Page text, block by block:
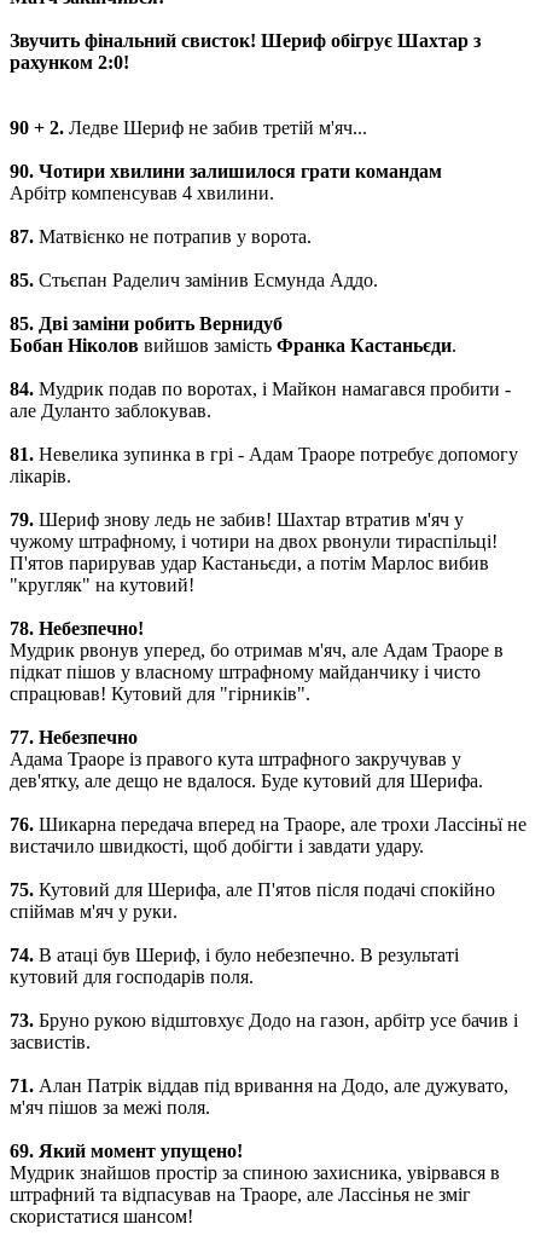
Звучить фінальний свисток! Шериф обігрує Шахтар з
рахунком 2:0!
90 + 2. Ледве Шериф не забив третій м'яч...
90. Чотири хвилини залишилося грати командам
Арбітр компенсував 4 хвилини.
87. Матвієнко не потрапив у ворота.
85. Стьєпан Раделич замінив Есмунда Аддо.
85. Дві заміни робить Вернидуб
Бобан Ніколов вийшов замість Франка Кастаньєди.
84. Мудрик подав по воротах, і Майкон намагався пробити -
але Дуланто заблокував.
81. Невелика зупинка в грі - Адам Траоре потребує допомогу
лікарів.
79. Шериф знову ледь не забив! Шахтар втратив м'яч у
чужому штрафному, і чотири на двох рвонули тираспільці!
П'ятов парирував удар Кастаньєди, а потім Марлос вибив
"кругляк" на кутовий!
78. Небезпечно!
Мудрик рвонув уперед, бо отримав м'яч, але Адам Траоре в
підкат пішов у власному штрафному майданчику і чисто
спрацював! Кутовий для "гірників".
77. Небезпечно
Адама Траоре із правого кута штрафного закручував у
дев'ятку, але дещо не вдалося. Буде кутовий для Шерифа.
76. Шикарна передача вперед на Траоре, але трохи Лассіньї не
вистачило швидкості, щоб добігти і завдати удару.
75. Кутовий для Шерифа, але П'ятов після подачі спокійно
спіймав м'яч у руки.
74. В атаці був Шериф, і було небезпечно. В результаті
кутовий для господарів поля.
73. Бруно рукою відштовхує Додо на газон, арбітр усе бачив і
засвистів.
71. Алан Патрік віддав під вривання на Додо, але дужувато,
м'яч пішов за межі поля.
69. Який момент упущено!
Мудрик знайшов простір за спиною захисника, увірвався в
штрафний та відпасував на Траоре, але Лассінья не зміг
скористатися шансом!